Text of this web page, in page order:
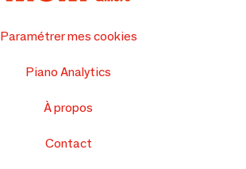
Paramétrer mes cookies
Piano Analytics
À propos
Contact